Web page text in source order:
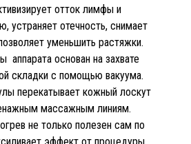
отток лимфы и
устраняет отечность, снимает
уменьшить растяжки.
аппарата основан на захвате
складки с помощью вакуума.
перекатывает кожный лоскут
массажным линиям.
не только полезен сам по
эффект от процедуры.